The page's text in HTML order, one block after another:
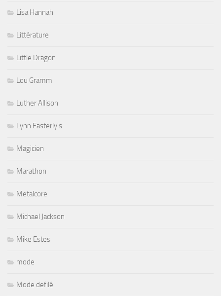
Lisa Hannah
Littérature
Little Dragon
Lou Gramm
Luther Allison
Lynn Easterly's
Magicien
Marathon
Metalcore
Michael Jackson
Mike Estes
mode
Mode defilé